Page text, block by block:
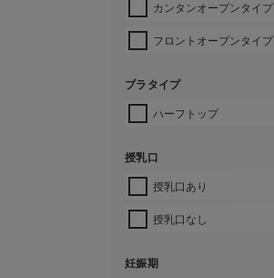
カンタンオープンタイプ
フロントオープンタイプ
ブラタイプ
ハーフトップ
授乳口
授乳口あり
授乳口なし
妊娠期